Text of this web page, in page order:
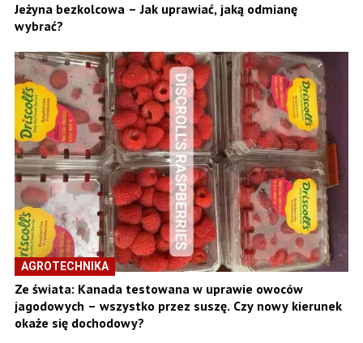
Jeżyna bezkolcowa – Jak uprawiać, jaką odmianę
wybrać?
AGROTECHNIKA
Ze świata: Kanada testowana w uprawie owoców
jagodowych – wszystko przez suszę. Czy nowy kierunek
okaże się dochodowy?